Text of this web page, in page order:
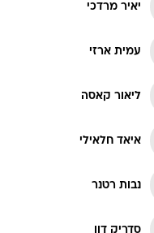
יאיר מרדכי
עמית ארזי
ליאור קאסה
איאד חלאילי
נבות רטנר
סדריק דון